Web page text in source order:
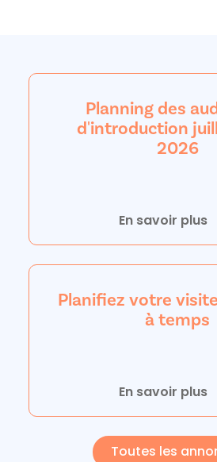
Planning des
d'introduction
2026
En savoir plus
Planifiez votre
à temps
En savoir plus
Toutes les